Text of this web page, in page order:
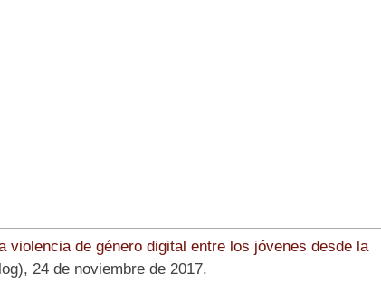
violencia de género digital entre los jóvenes desde la
24 de noviembre de 2017.